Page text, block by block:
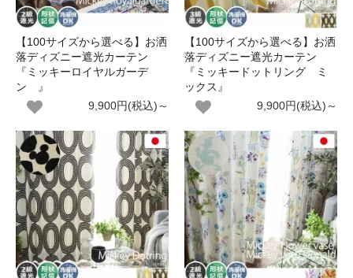
【100サイズから選べる】お洒
落ディズニー遮光カーテン
『ミッキーロイヤルガーデ
ン 』
9,900円(税込)～
【100サイズから選べる】お洒
落ディズニー遮光カーテン
『ミッキードットリング ミ
ックス』
9,900円(税込)～